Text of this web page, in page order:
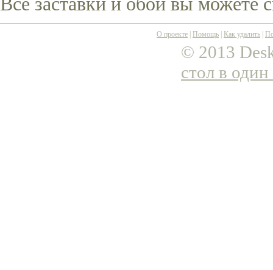
О проекте Помощь Как удалить
© 2013
стол в